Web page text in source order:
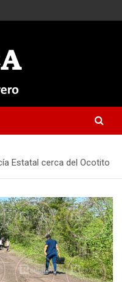
Estatal cerca del Ocotito